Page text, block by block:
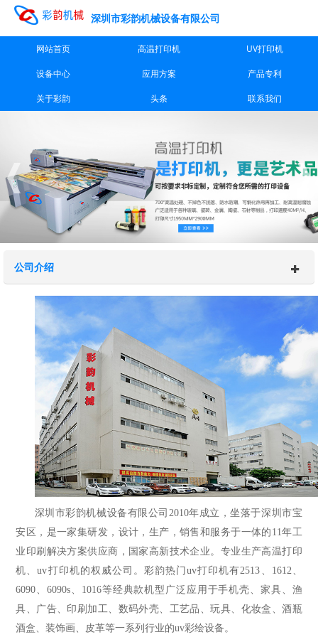
深圳市彩韵机械设备有限公司
网站首页 高温打印机 UV打印机
设备中心 应用方案 产品专利
关于彩韵 头条 联系我们
公司介绍
深圳市彩韵机械设备有限公司2010年成立，坐落于深圳市宝
安区，是一家集研发，设计，生产，销售和服务于一体的11年工
业印刷解决方案供应商，国家高新技术企业。专业生产高温打印
机、uv打印机的权威公司。彩韵热门uv打印机有2513、1612、
6090、6090s、1016等经典款机型广泛应用于手机壳、家具、渔
具、广告、印刷加工、数码外壳、工艺品、玩具、化妆盒、酒瓶
酒盒、装饰画、皮革等一系列行业的uv彩绘设备。